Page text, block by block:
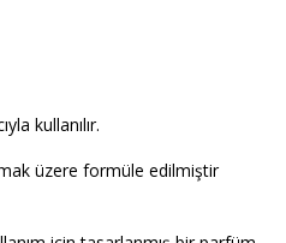
kullanılır.
üzere formüle edilmiştir